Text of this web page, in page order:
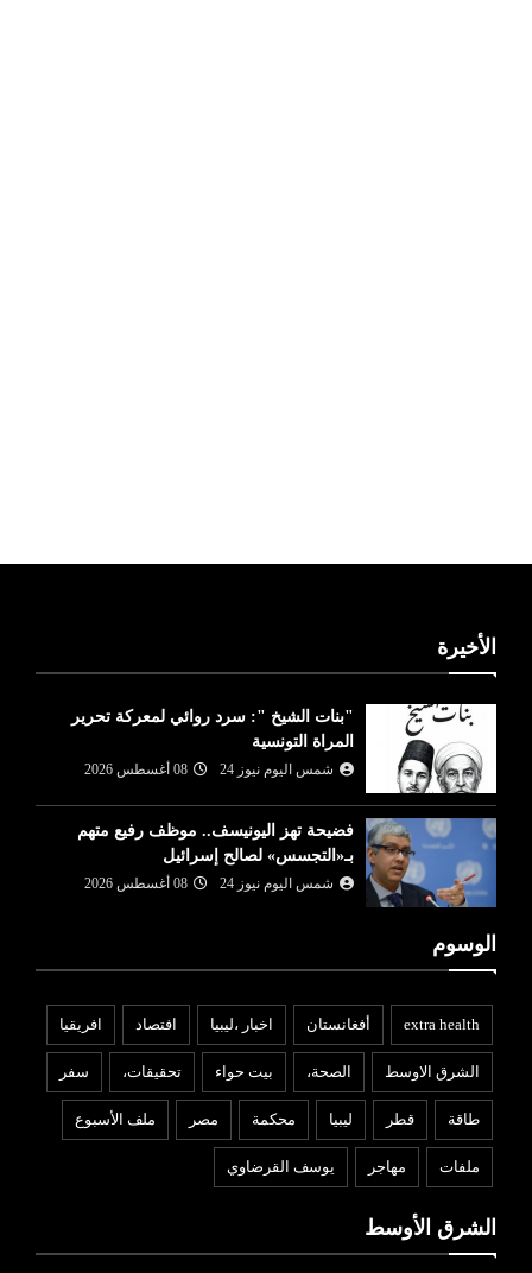
الأخيرة
"بنات الشيخ ": سرد روائي لمعركة تحرير
المراة التونسية
شمس اليوم نيوز 24 08 أغسطس 2026
فضيحة تهز اليونيسف.. موظف رفيع متهم
بـ«التجسس» لصالح إسرائيل
شمس اليوم نيوز 24 08 أغسطس 2026
الوسوم
extra health أفغانستان اخبار ،ليبيا افتصاد افريقيا
الشرق الاوسط الصحة، بيت حواء تحقيقات، سفر
طاقة قطر ليبيا محكمة مصر ملف الأسبوع
ملفات مهاجر يوسف القرضاوي
الشرق الأوسط